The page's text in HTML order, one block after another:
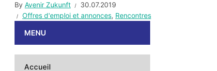
By Avenir Zukunft
30.07.2019
Offres d'emploi et annonces, Rencontres
MENU
Accueil